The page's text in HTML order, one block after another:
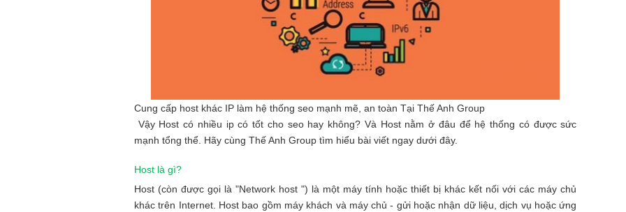
Cung cấp host khác IP làm hệ thống seo mạnh mẽ, an toàn Tại Thế Anh Group
Vậy Host có nhiều ip có tốt cho seo hay không? Và Host nằm ở đâu để hệ thống có được sức
mạnh tổng thể. Hãy cùng Thế Anh Group tìm hiểu bài viết ngay dưới đây.
Host là gì?
Host (còn được gọi là "Network host ") là một máy tính hoặc thiết bị khác kết nối với các máy chủ
khác trên Internet. Host bao gồm máy khách và máy chủ - gửi hoặc nhận dữ liệu, dịch vụ hoặc ứng